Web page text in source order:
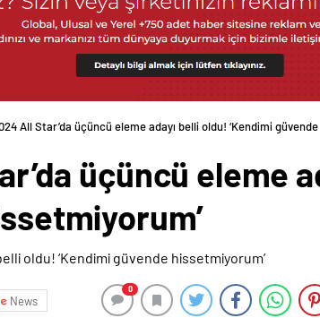
All Star’da üçüncü eleme adayı belli oldu! ‘Kendimi güvende
üçüncü eleme
News
0